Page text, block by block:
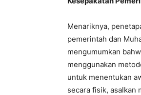
Menariknya,
pemerintah dan
mengumumkan
menggunakan
untuk menentukan
secara fisik,